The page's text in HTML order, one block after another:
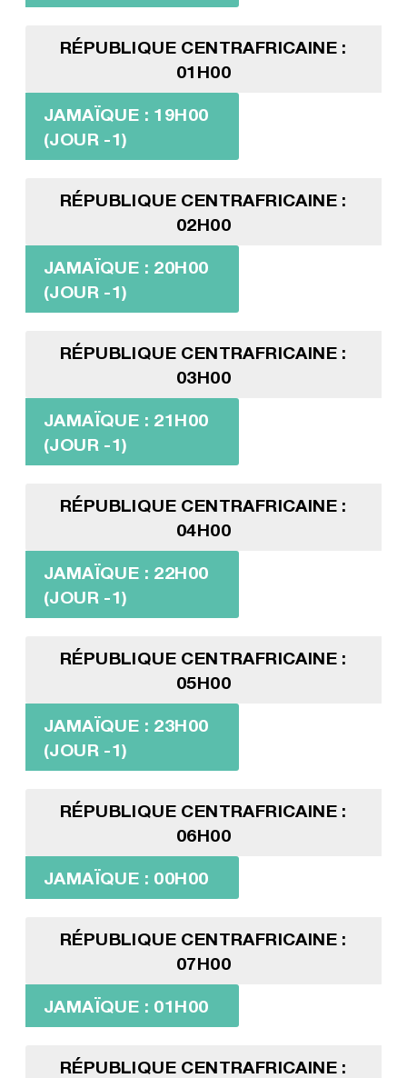
RÉPUBLIQUE CENTRAFRICAINE :
01H00
JAMAÏQUE : 19H00
(JOUR -1)
RÉPUBLIQUE CENTRAFRICAINE :
02H00
JAMAÏQUE : 20H00
(JOUR -1)
RÉPUBLIQUE CENTRAFRICAINE :
03H00
JAMAÏQUE : 21H00
(JOUR -1)
RÉPUBLIQUE CENTRAFRICAINE :
04H00
JAMAÏQUE : 22H00
(JOUR -1)
RÉPUBLIQUE CENTRAFRICAINE :
05H00
JAMAÏQUE : 23H00
(JOUR -1)
RÉPUBLIQUE CENTRAFRICAINE :
06H00
JAMAÏQUE : 00H00
RÉPUBLIQUE CENTRAFRICAINE :
07H00
JAMAÏQUE : 01H00
RÉPUBLIQUE CENTRAFRICAINE :